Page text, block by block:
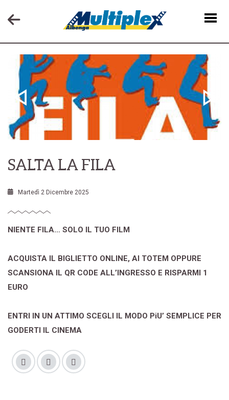
SALTA LA FILA
Martedì 2 Dicembre 2025
NIENTE FILA… SOLO IL TUO FILM
ACQUISTA IL BIGLIETTO ONLINE, AI TOTEM OPPURE
SCANSIONA IL QR CODE ALL’INGRESSO E RISPARMI 1
EURO
ENTRI IN UN ATTIMO SCEGLI IL MODO PiU’ SEMPLICE PER
GODERTI IL CINEMA